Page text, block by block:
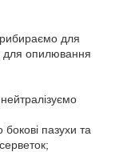
для
для опилювання
пазухи та